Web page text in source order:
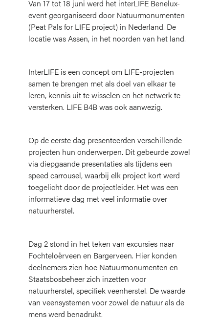
Van 17 tot 18 juni werd het interLIFE Benelux-
event georganiseerd door Natuurmonumenten
(Peat Pals for LIFE project) in Nederland. De
locatie was Assen, in het noorden van het land.
InterLIFE is een concept om LIFE-projecten
samen te brengen met als doel van elkaar te
leren, kennis uit te wisselen en het netwerk te
versterken. LIFE B4B was ook aanwezig.
Op de eerste dag presenteerden verschillende
projecten hun onderwerpen. Dit gebeurde zowel
via diepgaande presentaties als tijdens een
speed carrousel, waarbij elk project kort werd
toegelicht door de projectleider. Het was een
informatieve dag met veel informatie over
natuurherstel.
Dag 2 stond in het teken van excursies naar
Fochteloërveen en Bargerveen. Hier konden
deelnemers zien hoe Natuurmonumenten en
Staatsbosbeheer zich inzetten voor
natuurherstel, specifiek veenherstel. De waarde
van veensystemen voor zowel de natuur als de
mens werd benadrukt.